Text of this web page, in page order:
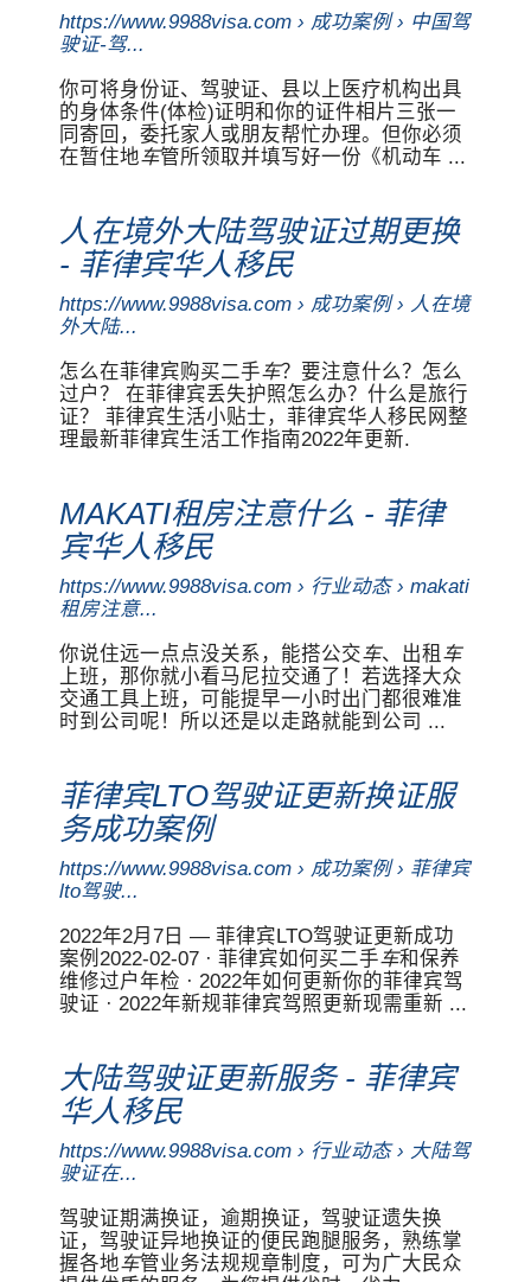
https://www.9988visa.com › 成功案例 › 中国驾
驶证-驾...
你可将身份证、驾驶证、县以上医疗机构出具
的身体条件(体检)证明和你的证件相片三张一
同寄回，委托家人或朋友帮忙办理。但你必须
在暂住地车管所领取并填写好一份《机动车 ...
人在境外大陆驾驶证过期更换
- 菲律宾华人移民
https://www.9988visa.com › 成功案例 › 人在境
外大陆...
怎么在菲律宾购买二手车？要注意什么？怎么
过户？ 在菲律宾丢失护照怎么办？什么是旅行
证？ 菲律宾生活小贴士，菲律宾华人移民网整
理最新菲律宾生活工作指南2022年更新.
MAKATI租房注意什么 - 菲律
宾华人移民
https://www.9988visa.com › 行业动态 › makati
租房注意...
你说住远一点点没关系，能搭公交车、出租 车
上班，那你就小看马尼拉交通了！若选择大众
交通工具上班，可能提早一小时出门都很难准
时到公司呢！所以还是以走路就能到公司 ...
菲律宾LTO驾驶证更新换证服
务成功案例
https://www.9988visa.com › 成功案例 › 菲律宾
lto驾驶...
2022年2月7日 — 菲律宾LTO驾驶证更新成功
案例2022-02-07 · 菲律宾如何买二手车和保养
维修过户年检 · 2022年如何更新你的菲律宾驾
驶证 · 2022年新规菲律宾驾照更新现需重新 ...
大陆驾驶证更新服务 - 菲律宾
华人移民
https://www.9988visa.com › 行业动态 › 大陆驾
驶证在...
驾驶证期满换证，逾期换证，驾驶证遗失换
证，驾驶证异地换证的便民跑腿服务，熟练掌
握各地车管业务法规规章制度，可为广大民众